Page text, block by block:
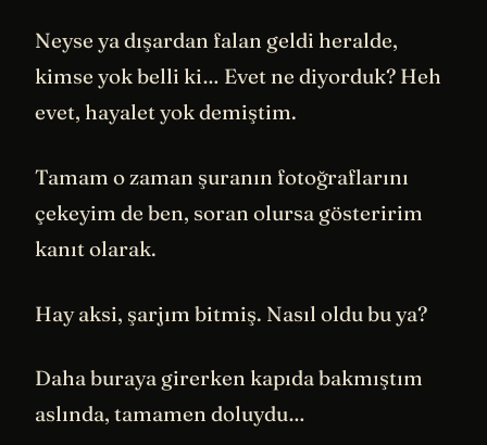
Neyse ya dışardan falan geldi heralde,
kimse yok belli ki… Evet ne diyorduk? Heh
evet, hayalet yok demiştim.
Tamam o zaman şuranın fotoğraflarını
çekeyim de ben, soran olursa gösteririm
kanıt olarak.
Hay aksi, şarjım bitmiş. Nasıl oldu bu ya?
Daha buraya girerken kapıda bakmıştım
aslında, tamamen doluydu…